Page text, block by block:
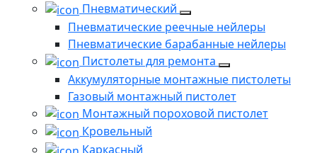
Пневматический
Пневматические реечные нейлеры
Пневматические барабанные нейлеры
Пистолеты для ремонта
Аккумуляторные монтажные пистолеты
Газовый монтажный пистолет
Монтажный пороховой пистолет
Кровельный
Каркасный